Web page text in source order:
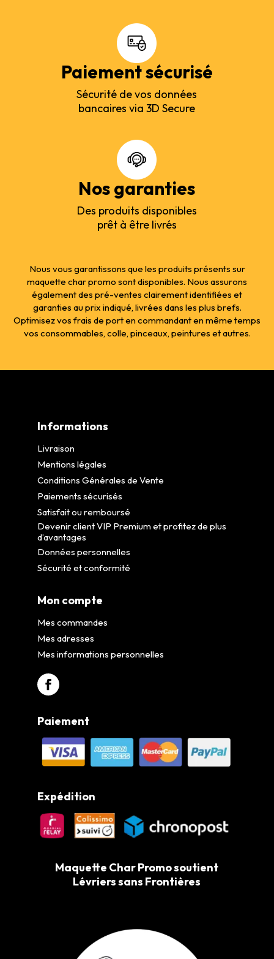
Paiement sécurisé
Sécurité de vos données
bancaires via 3D Secure
Nos garanties
Des produits disponibles
prêt à être livrés
Nous vous garantissons que les produits présents sur
maquette char promo sont disponibles. Nous assurons
également des pré-ventes clairement identifiées et
garanties au prix indiqué, livrées dans les plus brefs.
Optimisez vos frais de port en commandant en même temps
vos consommables, colle, pinceaux, peintures et autres.
Informations
Livraison
Mentions légales
Conditions Générales de Vente
Paiements sécurisés
Satisfait ou remboursé
Devenir client VIP Premium et profitez de plus
d’avantages
Données personnelles
Sécurité et conformité
Mon compte
Mes commandes
Mes adresses
Mes informations personnelles
Paiement
Expédition
Maquette Char Promo soutient
Lévriers sans Frontières